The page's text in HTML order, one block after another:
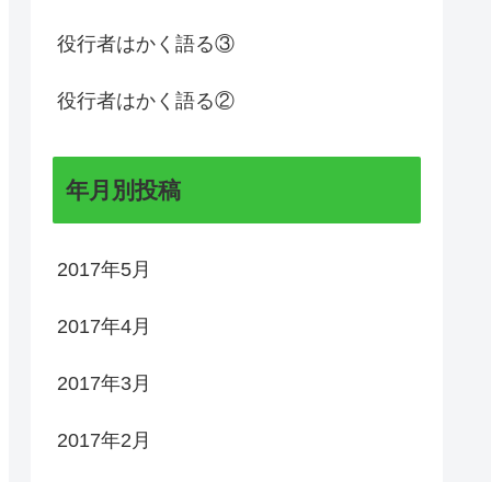
役行者はかく語る③
役行者はかく語る②
年月別投稿
2017年5月
2017年4月
2017年3月
2017年2月